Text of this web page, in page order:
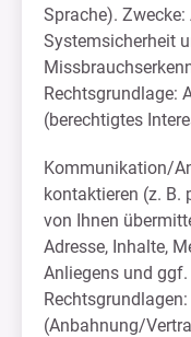
Sprache).
Systemsicherheit
Rechtsgrundlage:
(berechtigtes
Kommunikation/
kontaktieren (z. B.
von Ihnen
Adresse, Inhalte,
Anliegens und
(Anbahnung/